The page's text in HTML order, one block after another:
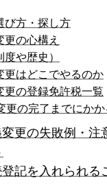
び方・探し方
の心構え
や歴史）
更はどこでやるのか
更の登録免許税一覧
更の完了までにかか
更の失敗例・注
記を入れられる